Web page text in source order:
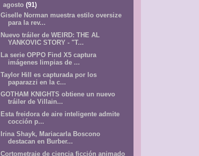
agosto (91)
Giselle Norman muestra estilo oversize
para la rev...
Nuevo tráiler de WEIRD: THE AL
YANKOVIC STORY - "T...
La serie OPPO Find X5 captura
imágenes limpias de ...
Taylor Hill es capturada por los
paparazzi en la c...
GOTHAM KNIGHTS obtiene un nuevo
tráiler de Villain...
Esta freidora de aire inteligente admite
cocción p...
Irina Shayk, Mariacarla Boscono
destacan en Burber...
Cortometraje de ciencia ficción animado